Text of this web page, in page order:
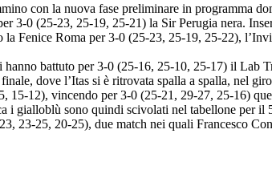
con la nuova fase preliminare in programma
3-0 (25-23, 25-19, 25-21) la Sir Perugia nera.
Fenice Roma per 3-0 (25-23, 25-19, 25-22),
battuto per 3-0 (25-16, 25-10, 25-17) il
dove l’Itas si è ritrovata spalla a spalla,
12), vincendo per 3-0 (25-21, 29-27, 25-16)
gialloblù sono quindi scivolati nel tabellone per
23-25, 20-25), due match nei quali Francesco